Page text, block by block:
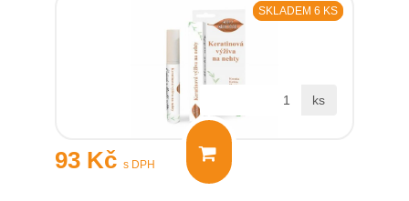
SKLADEM 6 KS
93 Kč s DPH
ks